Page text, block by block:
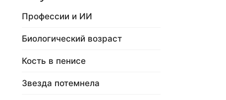
Профессии и ИИ
Биологический возраст
Кость в пенисе
Звезда потемнела